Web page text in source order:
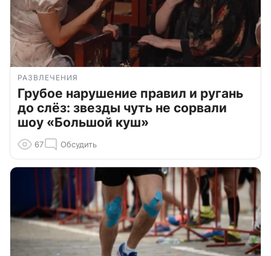
РАЗВЛЕЧЕНИЯ
Грубое нарушение правил и ругань
до слёз: звезды чуть не сорвали
шоу «Большой куш»
67 Обсудить